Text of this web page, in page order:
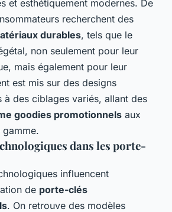
et esthétiquement modernes. De
recherchent des
durables, tels que le
non seulement pour leur
mais également pour leur
est mis sur des designs
à des ciblages variés, allant des
goodies promotionnels aux
dans les porte-
influencent
de porte-clés
. On retrouve des modèles